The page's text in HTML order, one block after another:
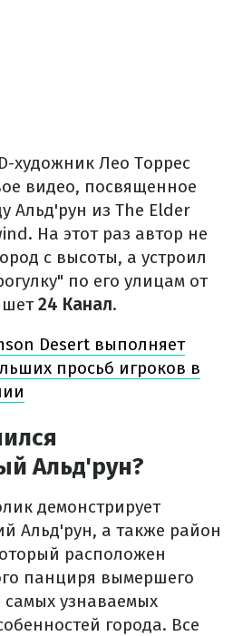
художник Лео Торрес
видео, посвященное
Альд'рун из The Elder
На этот раз автор не
с высоты, а устроил
по его улицам от
24 Канал.
Desert выполняет
просьб игроков в
Альд'рун?
демонстрирует
Альд'рун, а также район
расположен
панциря вымершего
узнаваемых
города. Все